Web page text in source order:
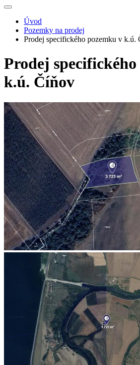
Úvod
Pozemky na prodej
Prodej specifického pozemku v k.ú.
Prodej
k.ú. Číňov